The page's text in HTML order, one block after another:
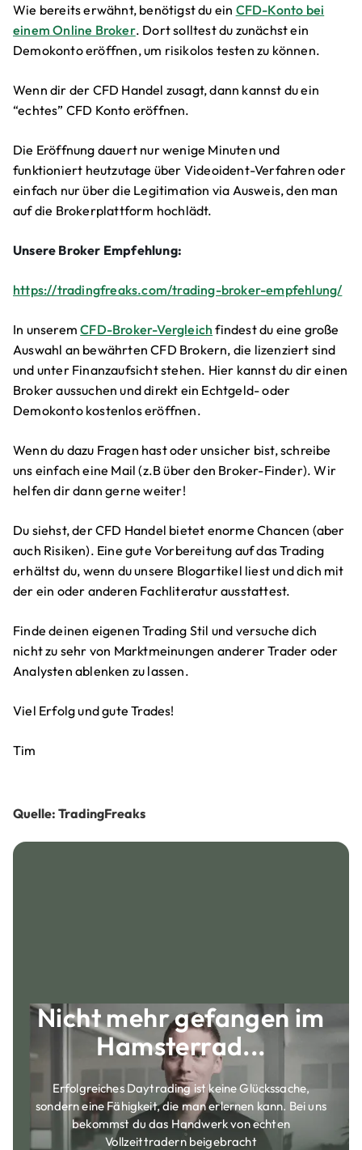
Wie bereits erwähnt, benötigst du ein CFD-Konto bei
einem Online Broker. Dort solltest du zunächst ein
Demokonto eröffnen, um risikolos testen zu können.
Wenn dir der CFD Handel zusagt, dann kannst du ein
“echtes” CFD Konto eröffnen.
Die Eröffnung dauert nur wenige Minuten und
funktioniert heutzutage über Videoident-Verfahren oder
einfach nur über die Legitimation via Ausweis, den man
auf die Brokerplattform hochlädt.
Unsere Broker Empfehlung:
https://tradingfreaks.com/trading-broker-empfehlung/
In unseremCFD-Broker-Vergleich findest du eine große
Auswahl an bewährten CFD Brokern, die lizenziert sind
und unter Finanzaufsicht stehen. Hier kannst du dir einen
Broker aussuchen und direkt ein Echtgeld- oder
Demokonto kostenlos eröffnen.
Wenn du dazu Fragen hast oder unsicher bist, schreibe
uns einfach eine Mail (z.B über den Broker-Finder). Wir
helfen dir dann gerne weiter!
Du siehst, der CFD Handel bietet enorme Chancen (aber
auch Risiken). Eine gute Vorbereitung auf das Trading
erhältst du, wenn du unsere Blogartikel liest und dich mit
der ein oder anderen Fachliteratur ausstattest.
Finde deinen eigenen Trading Stil und versuche dich
nicht zu sehr von Marktmeinungen anderer Trader oder
Analysten ablenken zu lassen.
Viel Erfolg und gute Trades!
Tim
Quelle: TradingFreaks
Nicht mehr gefangen im
Hamsterrad...
Erfolgreiches Daytrading ist keine Glückssache,
sondern eine Fähigkeit, die man erlernen kann. Bei uns
bekommst du das Handwerk von echten
Vollzeittradern beigebracht